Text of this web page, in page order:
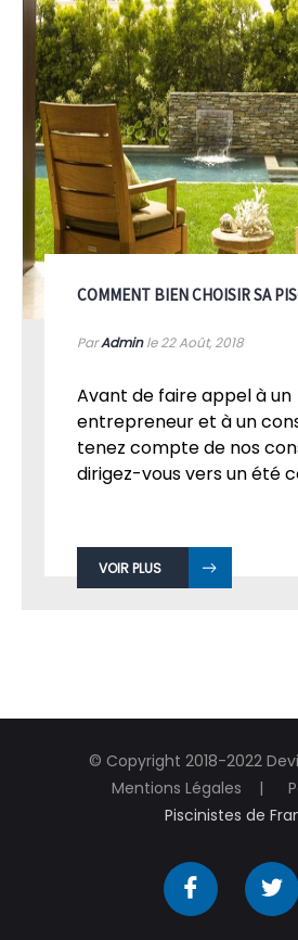
COMMENT BIEN CHOISIR SA
ParAdminle 22Août, 2018
Avant de faire appel à un
entrepreneur et à un
tenez compte de nos
dirigez-vous vers un été
VOIR PLUS
© Copyright 2018-2022
Mentions Légales
Piscinistes de